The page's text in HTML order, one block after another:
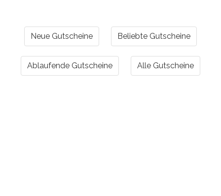
Neue Gutscheine Beliebte Gutscheine
Ablaufende Gutscheine Alle Gutscheine